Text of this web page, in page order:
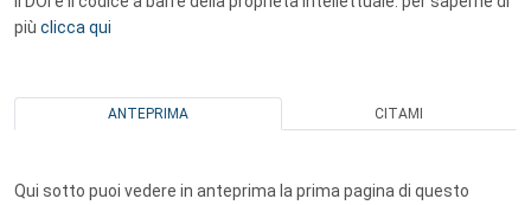
più clicca qui
ANTEPRIMA CITAMI
Qui sotto puoi vedere in anteprima la prima pagina di questo